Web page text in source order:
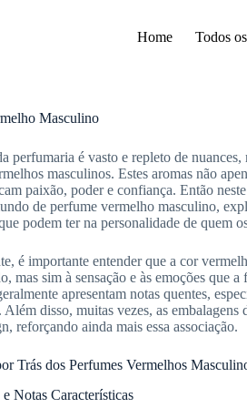
Home Todos
Masculino
perfumaria é vasto e repleto de
masculinos. Estes aromas não
paixão, poder e confiança. Então
de perfume vermelho masculino,
podem ter na personalidade de quem
é importante entender que a cor
mas sim à sensação e às emoções que
apresentam notas quentes,
Além disso, muitas vezes, as
reforçando ainda mais essa associação.
Trás dos Perfumes Vermelhos
Notas Características